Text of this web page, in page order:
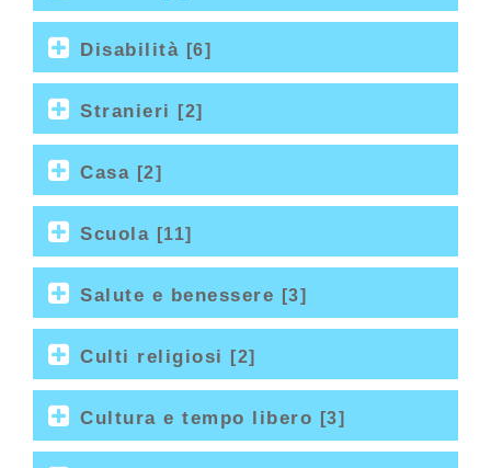
Disabilità [6]
Stranieri [2]
Casa [2]
Scuola [11]
Salute e benessere [3]
Culti religiosi [2]
Cultura e tempo libero [3]